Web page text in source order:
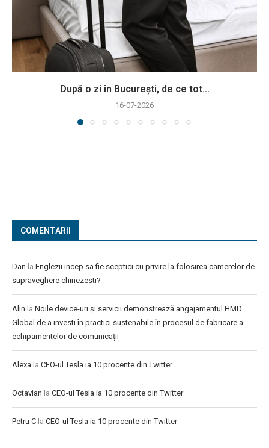
După o zi în București, de ce tot...
16-07-2026
COMENTARII
Dan la Englezii incep sa fie sceptici cu privire la folosirea camerelor de
supraveghere chinezesti?
Alin la Noile device-uri și servicii demonstrează angajamentul HMD
Global de a investi în practici sustenabile în procesul de fabricare a
echipamentelor de comunicații
Alexa la CEO-ul Tesla ia 10 procente din Twitter
Octavian la CEO-ul Tesla ia 10 procente din Twitter
Petru C la CEO-ul Tesla ia 10 procente din Twitter